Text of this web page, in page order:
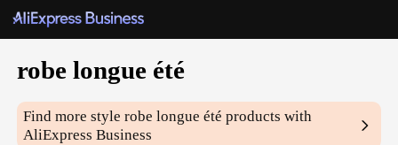
robe longue été
Find more stylerobe longue été products with
AliExpress Business